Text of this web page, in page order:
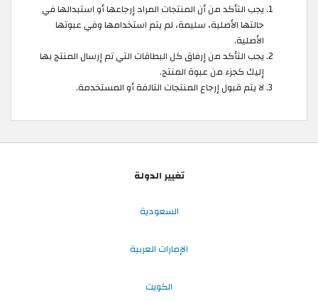
يجب التأكد من أن المنتجات المراد إرجاعها أو استبدالها في
حالتها الأصلية، سليمة، لم يتم استخدامها وفي عبوتها
الأصلية.
يجب التأكد من إرفاق كل البطاقات التي تم إرسال المنتج بها
إليك كجزء من عبوة المنتج.
لا يتم قبول إرجاع المنتجات التالفة أو المستخدمة.
تغيير الدولة
السعودية
الإمارات العربية
الكويت